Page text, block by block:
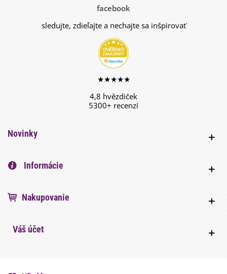
facebook
sledujte, zdieľajte a nechajte sa inšpirovať
★★★★★
4,8 hvězdiček
5300+ recenzí
Novinky
Informácie
Nakupovanie
Váš účet